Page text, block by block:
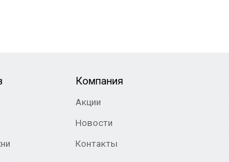
Компания
Акции
Новости
Контакты